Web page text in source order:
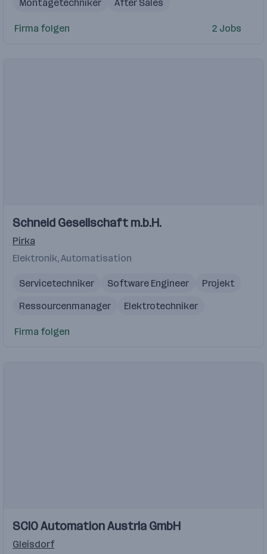
Montagetechniker
After Sales
Steuerungstechniker
Firma folgen 2 Jobs
Schneid Gesellschaft m.b.H.
Pirka
Elektronik, Automatisation
Servicetechniker Software Engineer
Projekt
Ressourcenmanager
Elektrotechniker
Firma folgen
SCIO Automation Austria GmbH
Gleisdorf